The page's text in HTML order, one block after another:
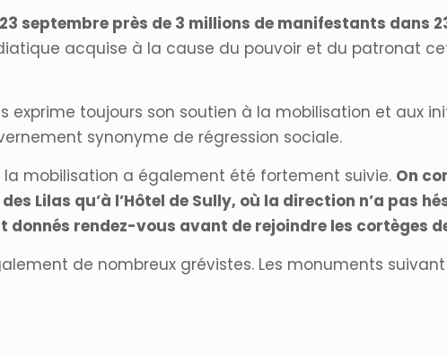
septembre près de 3 millions de manifestants
acquise à la cause du pouvoir et du patronat
exprime toujours son soutien à la mobilisation et aux
synonyme de régression sociale.
mobilisation a également été fortement suivie. On
Lilas qu’à l’Hôtel de Sully, où la direction n’a pas
donnés rendez-vous avant de rejoindre les cortèges
de nombreux grévistes. Les monuments